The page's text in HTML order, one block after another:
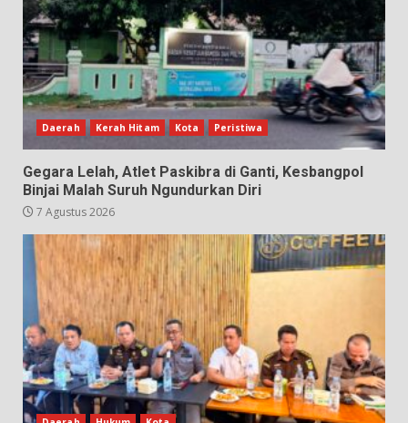
Daerah Kerah Hitam Kota Peristiwa
Gegara Lelah, Atlet Paskibra di Ganti, Kesbangpol
Binjai Malah Suruh Ngundurkan Diri
7 Agustus 2026